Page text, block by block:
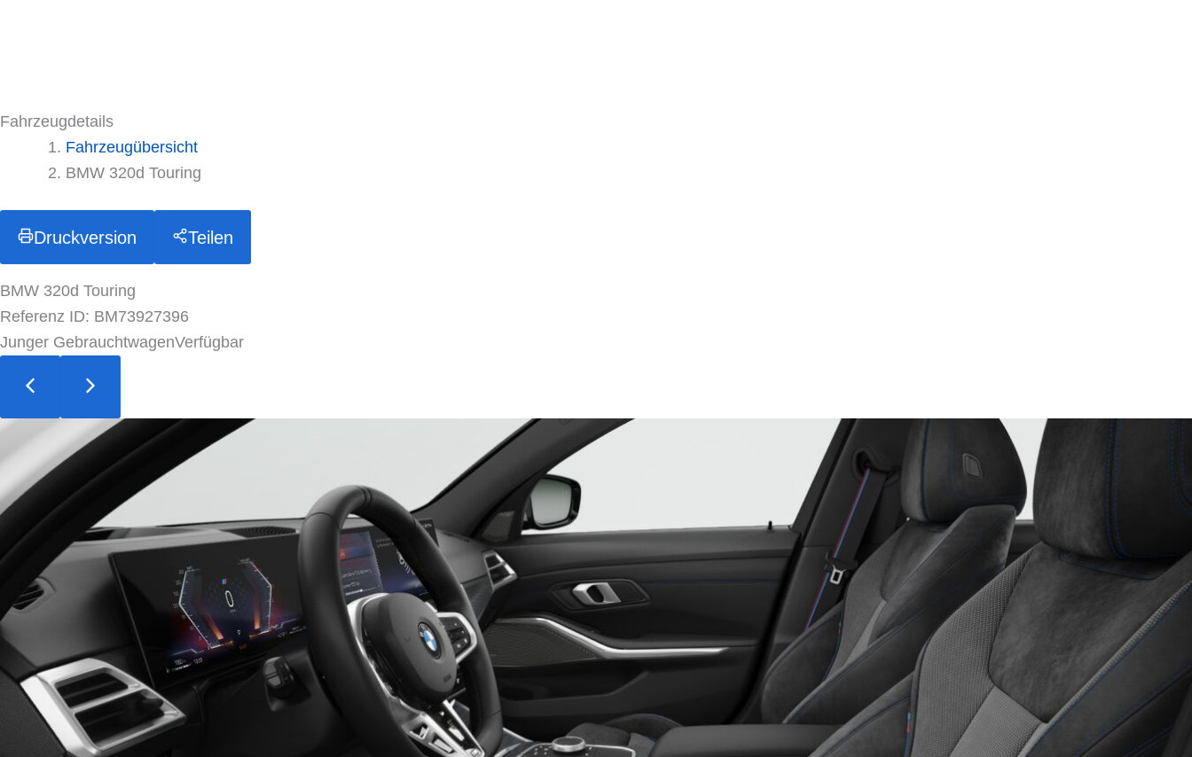
Fahrzeugdetails
Fahrzeugübersicht
BMW 320d Touring
Druckversion Teilen
BMW 320d Touring
Referenz ID: BM73927396
Junger GebrauchtwagenVerfügbar